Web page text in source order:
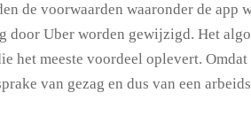
de voorwaarden waaronder de
door Uber worden gewijzigd. Het
het meeste voordeel oplevert.
van gezag en dus van een